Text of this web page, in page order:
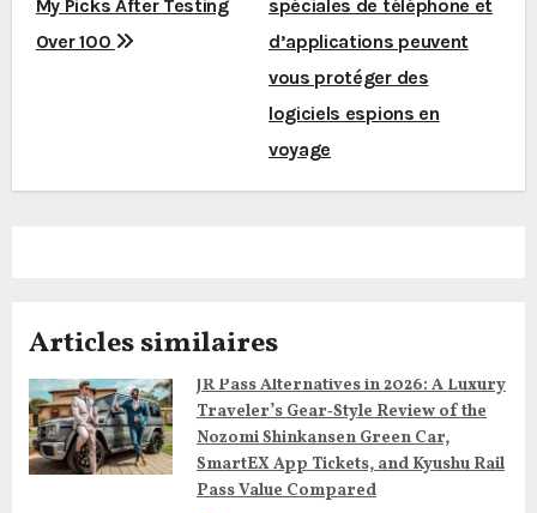
a
i
o
n
d
My Picks After Testing
Over 100
spéciales de téléphone et
d’applications peuvent
vous protéger des
logiciels espions en
voyage
Articles similaires
JR Pass Alternatives in 2026: A Luxury
Traveler’s Gear‑Style Review of the
Nozomi Shinkansen Green Car,
SmartEX App Tickets, and Kyushu Rail
Pass Value Compared